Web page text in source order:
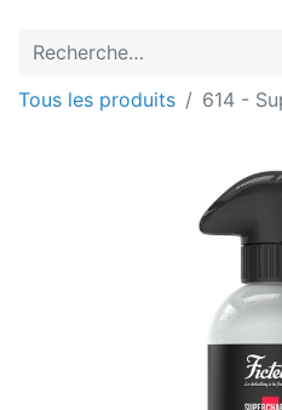
Tous les produits 614 -